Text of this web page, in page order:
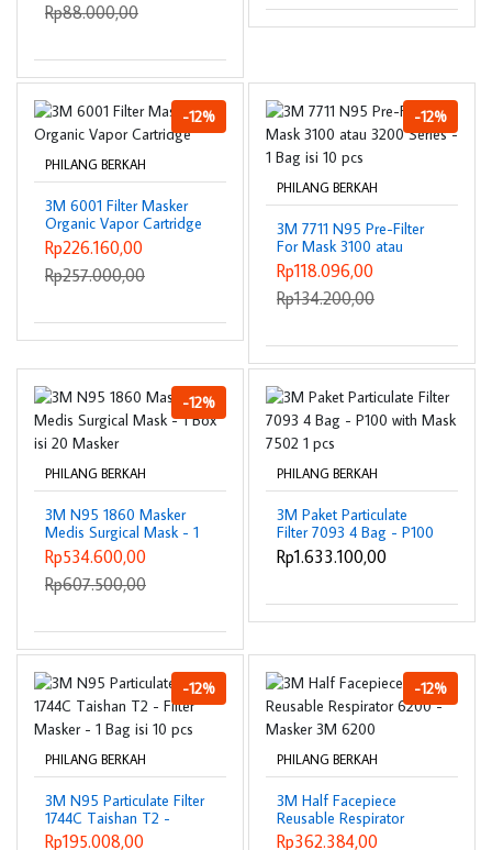
Rp88.000,00
-12%
PHILANG BERKAH
3M 6001 Filter Masker
Organic Vapor Cartridge
Rp226.160,00
Rp257.000,00
-12%
PHILANG BERKAH
3M 7711 N95 Pre-Filter
For Mask 3100 atau
3200 Series - 1 Bag isi
10 pcs
Rp118.096,00
Rp134.200,00
-12%
PHILANG BERKAH
3M N95 1860 Masker
Medis Surgical Mask - 1
Box isi 20 Masker
Rp534.600,00
Rp607.500,00
PHILANG BERKAH
3M Paket Particulate
Filter 7093 4 Bag - P100
with Mask 7502 1 pcs
Rp1.633.100,00
-12%
PHILANG BERKAH
3M N95 Particulate Filter
1744C Taishan T2 -
Filter Masker - 1 Bag isi
Rp195.008,00
-12%
PHILANG BERKAH
3M Half Facepiece
Reusable Respirator
6200 - Masker 3M 6200
Rp362.384,00